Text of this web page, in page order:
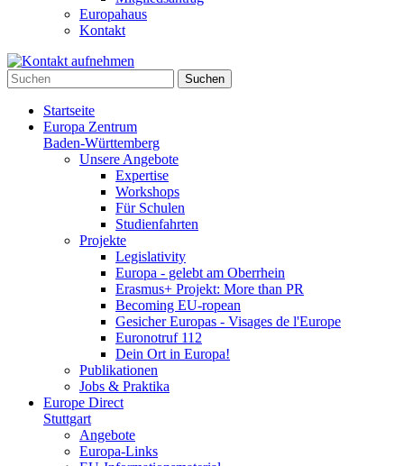
Europahaus
Kontakt
Suchen
Startseite
Europa Zentrum
Baden-Württemberg
Unsere Angebote
Expertise
Workshops
Für Schulen
Studienfahrten
Projekte
Legislativity
Europa - gelebt am Oberrhein
Erasmus+ Projekt: More than PR
Becoming EU-ropean
Gesicher Europas - Visages de l'Europe
Euronotruf 112
Dein Ort in Europa!
Publikationen
Jobs & Praktika
Europe Direct
Stuttgart
Angebote
Europa-Links